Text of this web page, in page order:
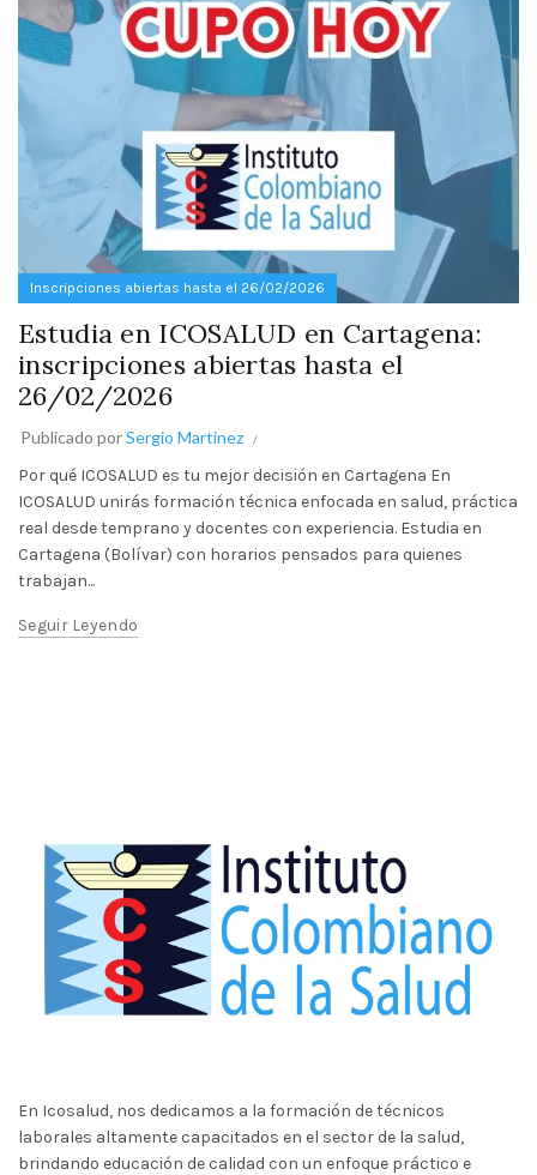
Inscripciones abiertas hasta el 26/02/2026
Estudia en ICOSALUD en Cartagena:
inscripciones abiertas hasta el
26/02/2026
Publicado porSergio Martinez
Por qué ICOSALUD es tu mejor decisión en Cartagena En
ICOSALUD unirás formación técnica enfocada en salud, práctica
real desde temprano y docentes con experiencia. Estudia en
Cartagena (Bolívar) con horarios pensados para quienes
trabajan...
Seguir Leyendo
En Icosalud, nos dedicamos a la formación de técnicos
laborales altamente capacitados en el sector de la salud,
brindando educación de calidad con un enfoque práctico e